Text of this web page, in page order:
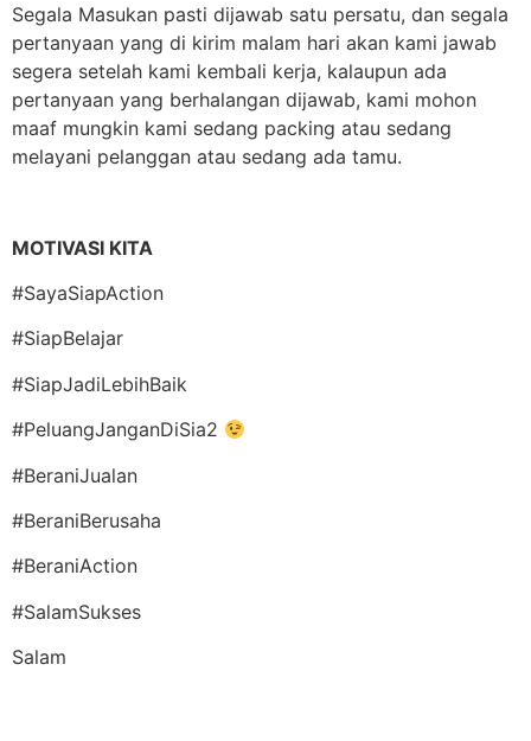
Segala Masukan pasti dijawab satu persatu, dan segala
pertanyaan yang di kirim malam hari akan kami jawab
segera setelah kami kembali kerja, kalaupun ada
pertanyaan yang berhalangan dijawab, kami mohon
maaf mungkin kami sedang packing atau sedang
melayani pelanggan atau sedang ada tamu.
MOTIVASI KITA
#SayaSiapAction
#SiapBelajar
#SiapJadiLebihBaik
#PeluangJanganDiSia2
#BeraniJualan
#BeraniBerusaha
#BeraniAction
#SalamSukses
Salam